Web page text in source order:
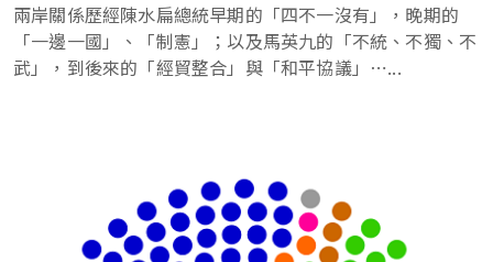
兩岸關係歷經陳水扁總統早期的「四不一沒有」，晚期的
「一邊一國」、「制憲」；以及馬英九的「不統、不獨、不
武」，到後來的「經貿整合」與「和平協議」⋯...